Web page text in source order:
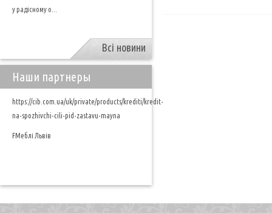
у радісному о...
Всі новини
Наши партнеры
https://cib.com.ua/uk/private/products/krediti/kredit-
na-spozhivchi-cili-pid-zastavu-mayna
FМеблі Львів